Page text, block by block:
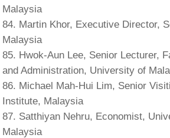
Malaysia
Martin Khor, Executive Director,
Malaysia
Hwok-Aun Lee, Senior Lecturer,
and Administration, University of
Michael Mah-Hui Lim, Senior
Institute, Malaysia
Satthiyan Nehru, Economist,
Malaysia